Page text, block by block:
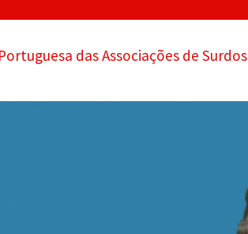
das Associações de Surdos